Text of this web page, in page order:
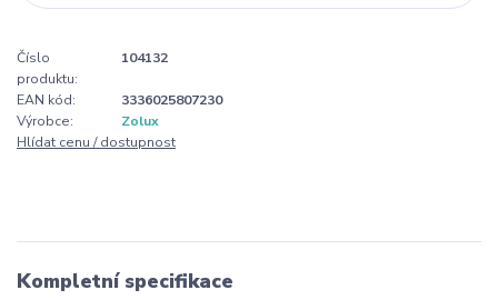
Číslo
produktu:
104132
EAN kód:
3336025807230
Výrobce:
Zolux
Hlídat cenu / dostupnost
Kompletní specifikace